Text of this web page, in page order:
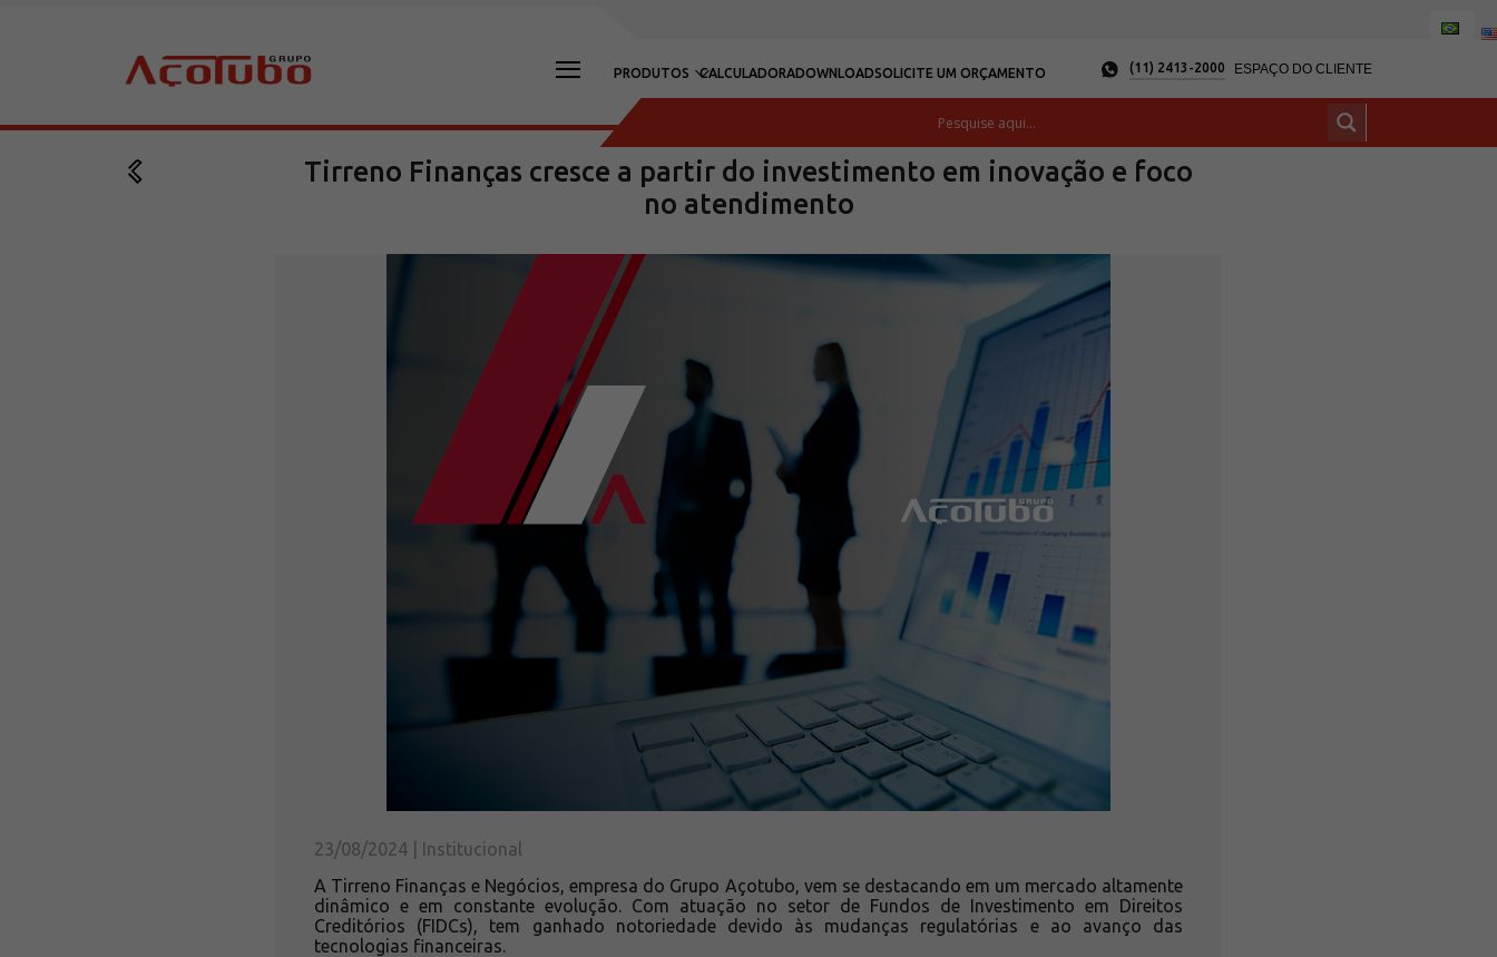
PRODUTOS CALCULADORADOWNLOADSOLICITE UM ORÇAMENTO (11) 2413-2000 ESPAÇO DO CLIENTE
Sobre a Açotubo
Tirreno Finanças cresce a partir do investimento em inovação e foco
no atendimento
23/08/2024 | Institucional
A Tirreno Finanças e Negócios, empresa do Grupo Açotubo, vem se destacando em um mercado altamente
dinâmico e em constante evolução. Com atuação no setor de Fundos de Investimento em Direitos
Creditórios (FIDCs), tem ganhado notoriedade devido às mudanças regulatórias e ao avanço das
tecnologias financeiras.